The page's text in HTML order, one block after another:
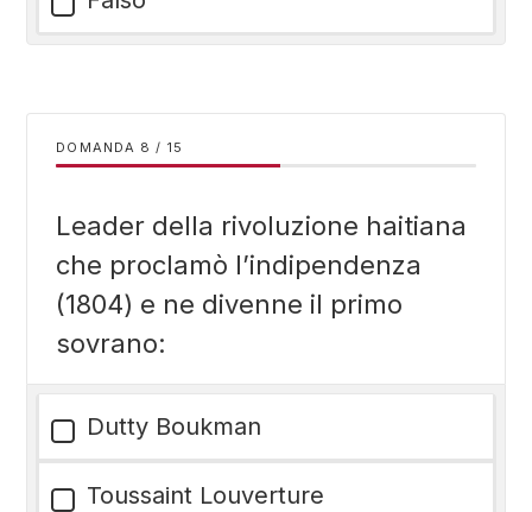
DOMANDA / 15
Leader della rivoluzione haitiana
che proclamò l’indipendenza
(1804) e ne divenne il primo
sovrano:
Dutty Boukman
Toussaint Louverture